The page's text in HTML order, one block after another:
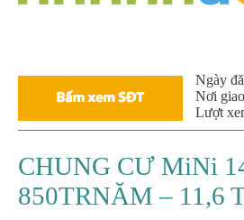
Ngày
Nơi
Lượt
CHUNG CƯ MiNi
850TRNĂM – 11,6